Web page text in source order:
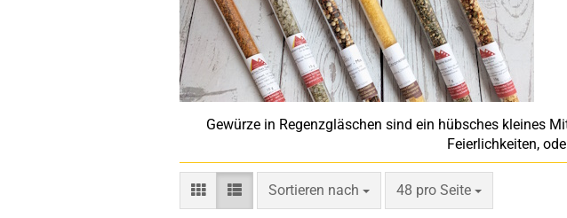
Gewürze in Regenzgläschen sind ein hübsches kleines
Feierlichkeiten,
Sortieren nach
Sortieren nach 48 pro Seite
pro Seite